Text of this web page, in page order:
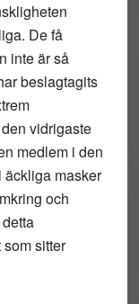
De få
inte är så
beslagtagits
vidrigaste
medlem i den
äckliga masker
och
sitter